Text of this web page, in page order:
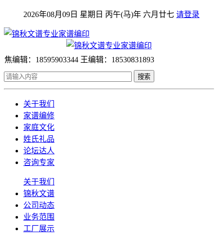
2026年08月09日 星期日 丙午(马)年 六月廿七 请登录
焦编辑：18595903344 王编辑：18530831893
搜索
关于我们
家谱编修
家庭文化
姓氏礼品
论坛达人
咨询专家
关于我们
锦秋文谱
公司动态
业务范围
工厂展示